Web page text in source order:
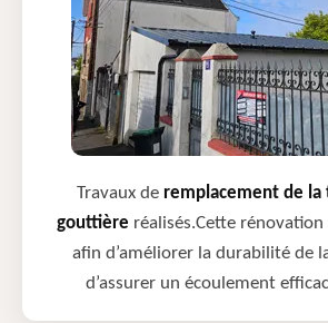
Travaux de remplacement de la
gouttière réalisés.Cette
afin d’améliorer la durabilité de
d’assurer un écoulement